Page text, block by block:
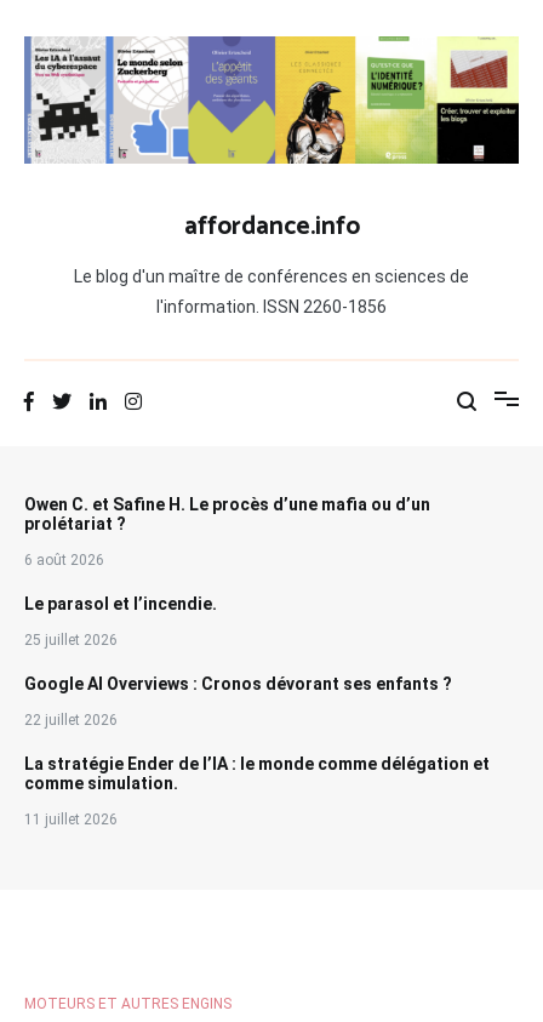
contenu
affordance.info
Le blog d'un maître de conférences en sciences de
l'information. ISSN 2260-1856
Owen C. et Safine H. Le procès d’une mafia ou d’un
prolétariat ?
6 août 2026
Le parasol et l’incendie.
25 juillet 2026
Google AI Overviews : Cronos dévorant ses enfants ?
22 juillet 2026
La stratégie Ender de l’IA : le monde comme délégation et
comme simulation.
11 juillet 2026
MOTEURS ET AUTRES ENGINS